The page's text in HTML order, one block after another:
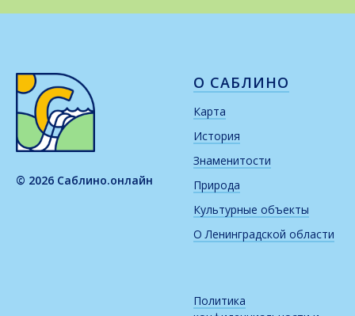
© 2026 Саблино.онлайн
О САБЛИНО
Карта
История
Знаменитости
Природа
Культурные объекты
О Ленинградской области
Политика